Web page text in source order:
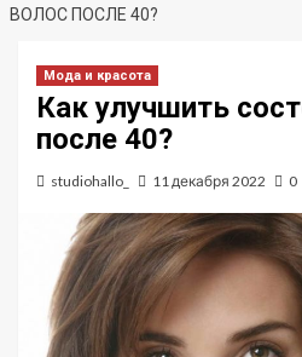
ВОЛОС ПОСЛЕ 40?
Мода и красота
Как улучшить
после 40?
studiohallo_ 11 декабря 2022 0